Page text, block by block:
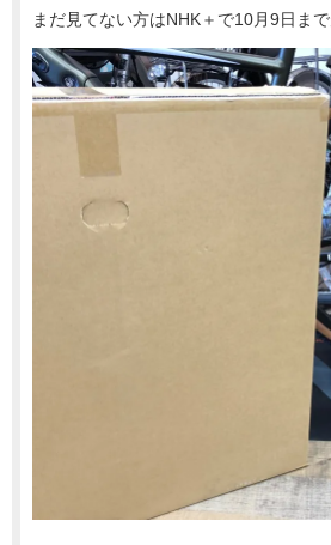
まだ見てない方はNHK＋で10月9日まで